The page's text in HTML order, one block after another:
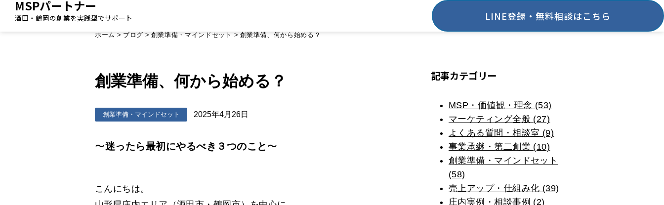
MSPパートナー
酒田・鶴岡の創業を実践型でサポート LINE登録・無料相談はこちら
ホーム > ブログ> 創業準備・マインドセット > 創業準備、何から始める？
創業準備、何から始める？
創業準備・マインドセット 2025年4月26日
〜迷ったら最初にやるべき３つのこと 〜
こんにちは。
記事カテゴリー
MSP・価値観・理念 (53)
マーケティング全般 (27)
よくある質問・相談室 (9)
事業承継・第二創業 (10)
創業準備・マインドセット
(58)
売上アップ・仕組み化 (39)
庄内実例・相談事例 (2)